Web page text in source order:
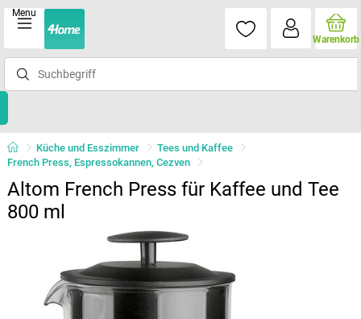
Menu
Warenkorb
Küche und Esszimmer
Tees und Kaffee
French Press, Espressokannen, Cezven
Altom French Press für Kaffee und Tee
800 ml